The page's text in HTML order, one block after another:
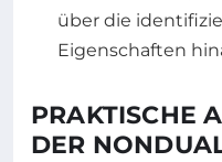
über die
Eigenschaften
PRAKTISCHE
DER